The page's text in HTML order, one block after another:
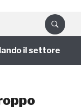
il settore